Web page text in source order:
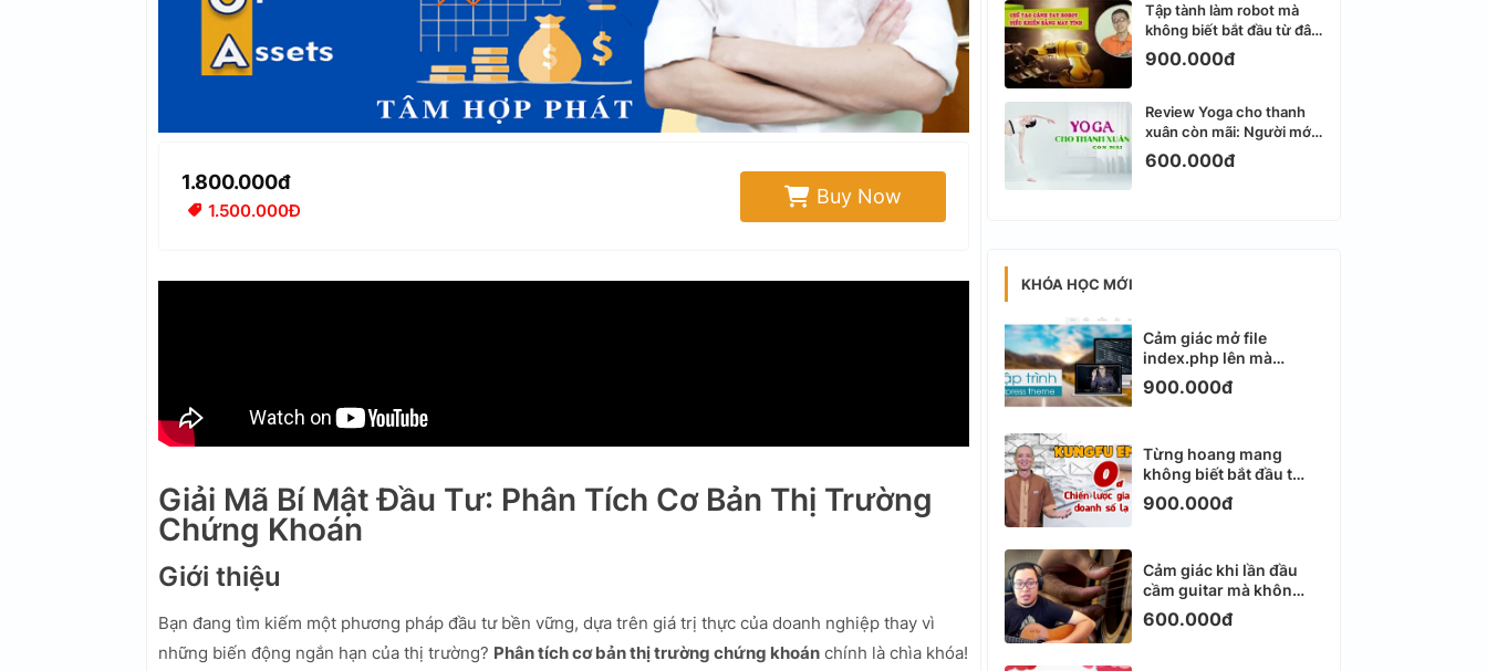
1.800.000đ
1.500.000Đ
Buy Now
Giải Mã Bí Mật Đầu Tư: Phân Tích Cơ Bản Thị Trường
Chứng Khoán
Giới thiệu
Bạn đang tìm kiếm một phương pháp đầu tư bền vững, dựa trên giá trị thực của doanh nghiệp thay vì
những biến động ngắn hạn của thị trường? Phân tích cơ bản thị trường chứng khoán chính là chìa khóa!
Tập tành làm robot mà
không biết bắt đầu từ đâu
thì dễ nản thật
900.000đ
Review Yoga cho thanh
xuân còn mãi: Người mới
bắt đầu có dễ tập?
600.000đ
KHÓA HỌC MỚI
Cảm giác mở file
index.php lên mà
không biết viết gì tiếp
theo
900.000đ
Từng hoang mang
không biết bắt đầu từ
đâu với Email
Marketing
900.000đ
Cảm giác khi lần đầu
cầm guitar mà không
biết bắt đầu từ đâu
600.000đ